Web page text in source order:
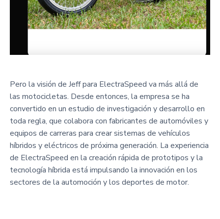
Pero la visión de Jeff para ElectraSpeed va más allá de
las motocicletas. Desde entonces, la empresa se ha
convertido en un estudio de investigación y desarrollo en
toda regla, que colabora con fabricantes de automóviles y
equipos de carreras para crear sistemas de vehículos
híbridos y eléctricos de próxima generación. La experiencia
de ElectraSpeed en la creación rápida de prototipos y la
tecnología híbrida está impulsando la innovación en los
sectores de la automoción y los deportes de motor.